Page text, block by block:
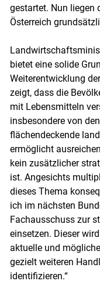
gestartet. Nun liegen
Österreich
bietet eine solide
Weiterentwicklung
zeigt, dass die
mit Lebensmitteln
insbesondere von
flächendeckende
ermöglicht
kein zusätzlicher
ist. Angesichts
dieses Thema
ich im nächsten
Fachausschuss zur
einsetzen. Dieser
aktuelle und
gezielt weiteren
identifizieren.“